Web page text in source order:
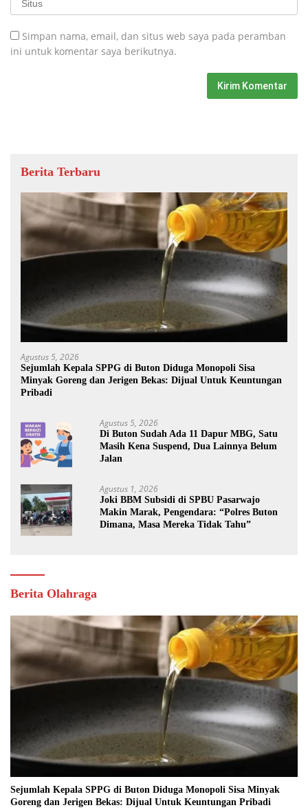
Simpan nama, email, dan situs web saya pada peramban
ini untuk komentar saya berikutnya.
Berita Terbaru
Agustus 5, 2026
Sejumlah Kepala SPPG di Buton Diduga Monopoli Sisa
Minyak Goreng dan Jerigen Bekas: Dijual Untuk Keuntungan
Pribadi
Agustus 5, 2026
Di Buton Sudah Ada 11 Dapur MBG, Satu
Masih Kena Suspend, Dua Lainnya Belum
Jalan
Agustus 1, 2026
Joki BBM Subsidi di SPBU Pasarwajo
Makin Marak, Pengendara: “Polres Buton
Dimana, Masa Mereka Tidak Tahu”
Berita Olahraga
Sejumlah Kepala SPPG di Buton Diduga Monopoli Sisa Minyak
Goreng dan Jerigen Bekas: Dijual Untuk Keuntungan Pribadi